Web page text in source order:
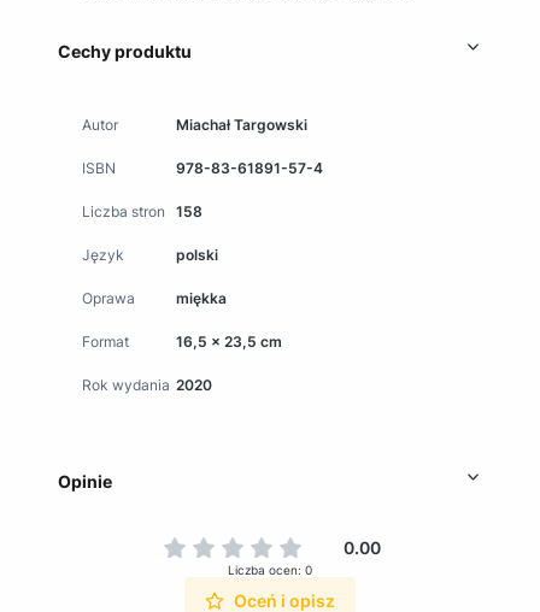
Cechy produktu
Autor Miachał Targowski
ISBN 978-83-61891-57-4
Liczba stron 158
Język polski
Oprawa miękka
Format 16,5 x 23,5 cm
Rok wydania 2020
Opinie
0.00
Liczba ocen: 0
Oceń i opisz